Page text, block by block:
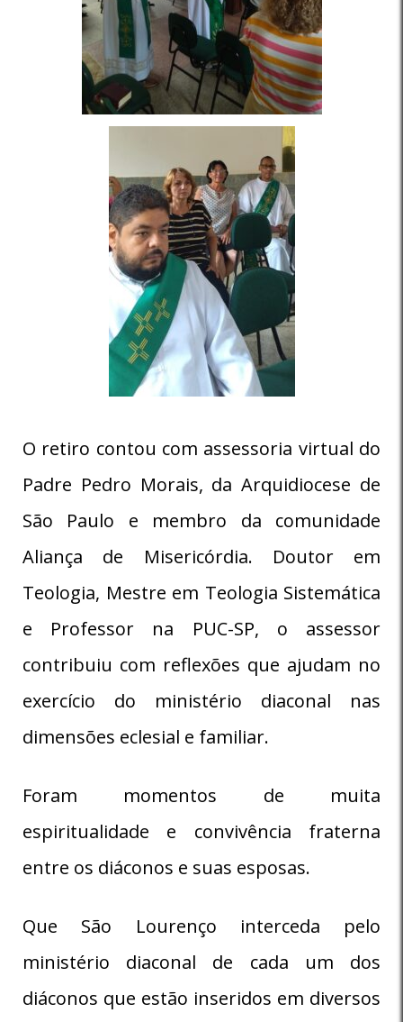
O retiro contou com assessoria virtual do
Padre Pedro Morais, da Arquidiocese de
São Paulo e membro da comunidade
Aliança de Misericórdia. Doutor em
Teologia, Mestre em Teologia Sistemática
e Professor na PUC-SP, o assessor
contribuiu com reflexões que ajudam no
exercício do ministério diaconal nas
dimensões eclesial e familiar.
Foram momentos de muita
espiritualidade e convivência fraterna
entre os diáconos e suas esposas.
Que São Lourenço interceda pelo
ministério diaconal de cada um dos
diáconos que estão inseridos em diversos